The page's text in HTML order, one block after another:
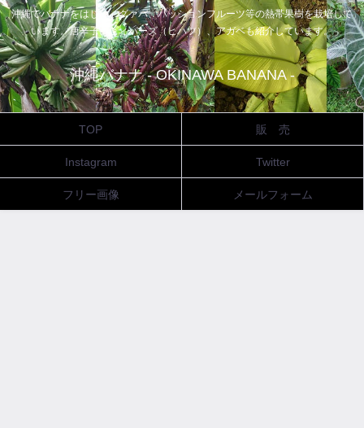
沖縄でバナナをはじめ、グァバ、パッションフルーツ等の熱帯果樹を栽培して
います。唐辛子、ピィパーズ（ヒハツ）、アガベも紹介しています。
沖縄バナナ - OKINAWA BANANA -
TOP 販 売
Instagram Twitter
フリー画像 メールフォーム